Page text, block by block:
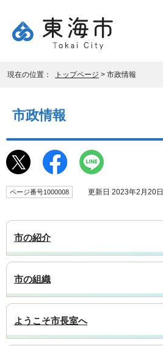
現在の位置： トップページ > 市政情報
市政情報
ページ番号1000008 更新日 2023年2月20日
市の紹介
市の組織
ようこそ市長室へ